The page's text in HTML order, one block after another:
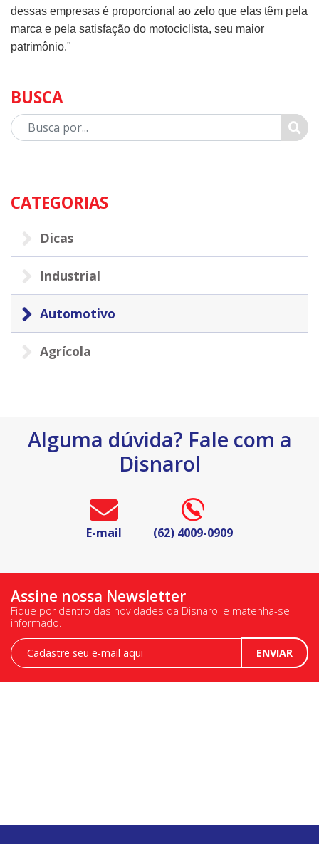
dessas empresas é proporcional ao zelo que elas têm pela
marca e pela satisfação do motociclista, seu maior
patrimônio."
BUSCA
Busca
CATEGORIAS
Dicas
Industrial
Automotivo
Agrícola
Alguma dúvida? Fale com a
Disnarol
E-mail (62) 4009-0909
Assine nossa Newsletter
Fique por dentro das novidades da Disnarol e matenha-se
informado.
Newsletter ENVIAR